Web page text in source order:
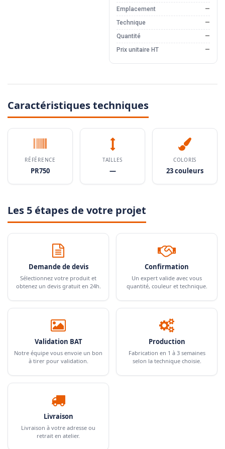
Emplacement
—
Technique
—
Quantité
—
Prix unitaire HT
—
Caractéristiques techniques
RÉFÉRENCE
PR750
TAILLES
—
COLORIS
23 couleurs
Les 5 étapes de votre projet
Demande de devis
Sélectionnez votre produit et
obtenez un devis gratuit en 24h.
Confirmation
Un expert valide avec vous
quantité, couleur et technique.
Validation BAT
Notre équipe vous envoie un bon
à tirer pour validation.
Production
Fabrication en 1 à 3 semaines
selon la technique choisie.
Livraison
Livraison à votre adresse ou
retrait en atelier.